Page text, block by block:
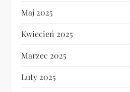
Maj 2025
Kwiecień 2025
Marzec 2025
Luty 2025